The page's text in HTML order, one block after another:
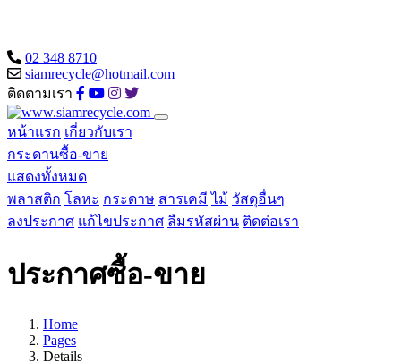
02 348 8710
siamrecycle@hotmail.com
ติดตามเรา
หน้าแรก เกี่ยวกับเรา
กระดานซื้อ-ขาย
แสดงทั้งหมด
พลาสติก โลหะ กระดาษ สารเคมี ไม้ วัสดุอื่นๆ
ลงประกาศ แก้ไขประกาศ ลืมรหัสผ่าน ติดต่อเรา
ประกาศซื้อ-ขาย
Home
Pages
Details